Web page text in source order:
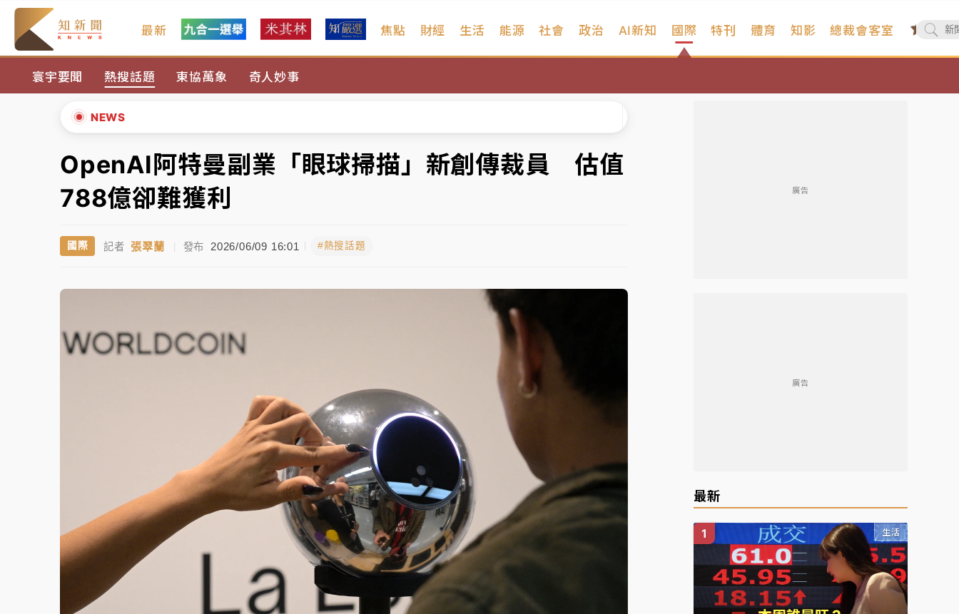
最新 焦點 財經 生活 能源 社會 政治 AI新知 國際
寰宇要聞 熱搜話題 東協萬象 奇人妙事
特刊 體育 知影 總裁會客室
NEWS
中颱白海豚進逼！台北喜來登圍籬傾倒砸傷人 民權西路鷹架倒塌壓2車
有片｜ 白海豚暴風圈逼近！新北淡水赫見龍捲風 榕樹連根拔起
中颱白海豚風雨來了！中部以北防豪雨 今晚、明天影響最劇烈
白海豚逼近！北市水門只出不進 未移置車輛最高罰4800＋拖吊費
中颱白海豚進逼！台北喜來登圍籬傾倒砸傷人 民權西路鷹架倒塌壓2車
白海豚逼近！北市水門只出不進 未移置車輛最高罰4800＋拖吊費
▲
OpenAI阿特曼副業「眼球掃描」新創傳裁員 估值
788億卻難獲利
國際 記者 張翠蘭 | 發布 2026/06/09 16:01 #熱搜話題
廣告
廣告
最新
生活